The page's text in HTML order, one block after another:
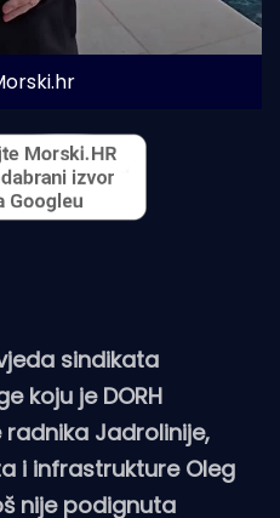
sindikata
koju je DORH
Jadrolinije,
i infrastrukture Oleg
nije podignuta